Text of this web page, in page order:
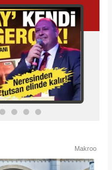
Makroo